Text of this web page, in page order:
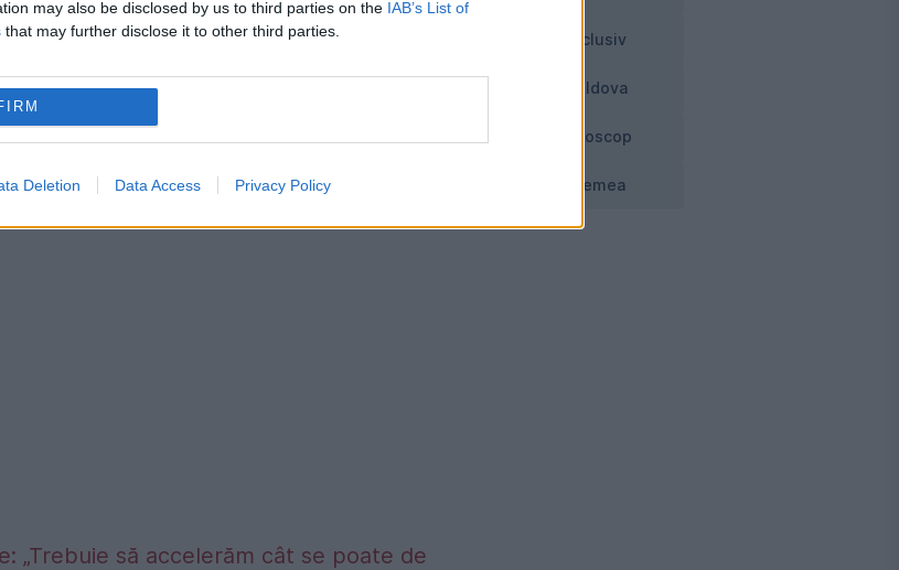
may also be disclosed by us to third parties on the IAB’s List of
that may further disclose it to other third parties.
Deletion Data Access Privacy Policy
sunt o femeie divorţată. Erau
mai suferea din cauza divorţului.
ţara aceasta trebuie să căutăm
nu este”, a spus Lorena Balaci
„Trebuie să accelerăm cât se poate de
Exclusiv
Moldova
Horoscop
Vremea